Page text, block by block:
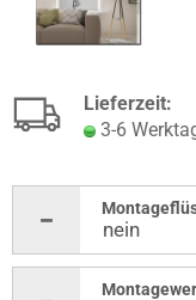
Lieferzeit:
3-6